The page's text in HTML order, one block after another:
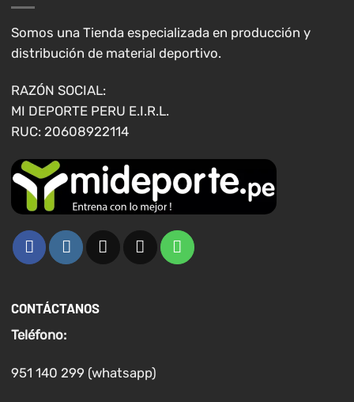
opciones
se
elegir
la
página
de
Somos una Tienda especializada en producción y
distribución de material deportivo.
RAZÓN SOCIAL:
MI DEPORTE PERU E.I.R.L.
RUC: 20608922114
CONTÁCTANOS
Teléfono:
951 140 299 (whatsapp)